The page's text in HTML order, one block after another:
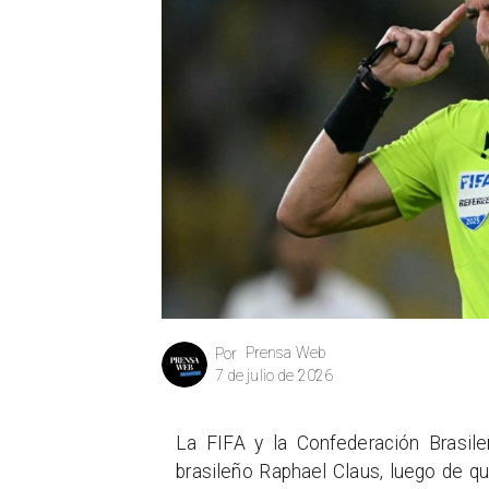
Prensa Web
Por
7 de julio de 2026
La FIFA y la Confederación
brasileño Raphael Claus, luego de